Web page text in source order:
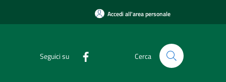
Accedi all'area personale
Seguici su Cerca